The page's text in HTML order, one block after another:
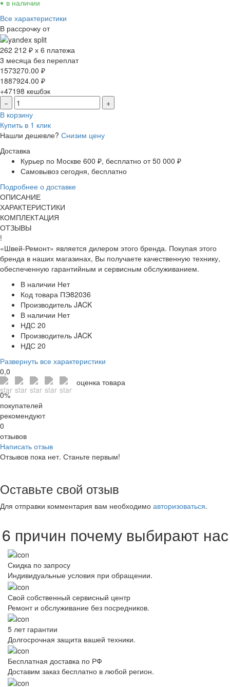
в наличии
Все характеристики
В рассрочку от
262 212 ₽ х 6 платежа
3 месяца без переплат
1573270.00 ₽
1887924.00 ₽
+47198 кешбэк
−
+
В корзину
Купить в 1 клик
Нашли дешевле? Снизим цену
Доставка
Курьер по Москве 600 ₽, бесплатно от 50 000 ₽
Самовывоз сегодня, бесплатно
Подробнее о доставке
ОПИСАНИЕ
ХАРАКТЕРИСТИКИ
КОМПЛЕКТАЦИЯ
ОТЗЫВЫ
!
«Швей-Ремонт» является дилером этого бренда. Покупая этого
бренда в наших магазинах, Вы получаете качественную технику,
обеспеченную гарантийным и сервисным обслуживанием.
В наличии Нет
Код товара ПЭ82036
Производитель JACK
В наличии Нет
НДС 20
Производитель JACK
НДС 20
Развернуть все характеристики
0,0
оценка товара
0%
покупателей
рекомендуют
0
отзывов
Написать отзыв
Отзывов пока нет. Станьте первым!
Оставьте свой отзыв
Для отправки комментария вам необходимо авторизоваться.
6 причин почему выбирают нас
Скидка по запросу
Индивидуальные условия при обращении.
Свой собственный сервисный центр
Ремонт и обслуживание без посредников.
5 лет гарантии
Долгосрочная защита вашей техники.
Бесплатная доставка по РФ
Доставим заказ бесплатно в любой регион.